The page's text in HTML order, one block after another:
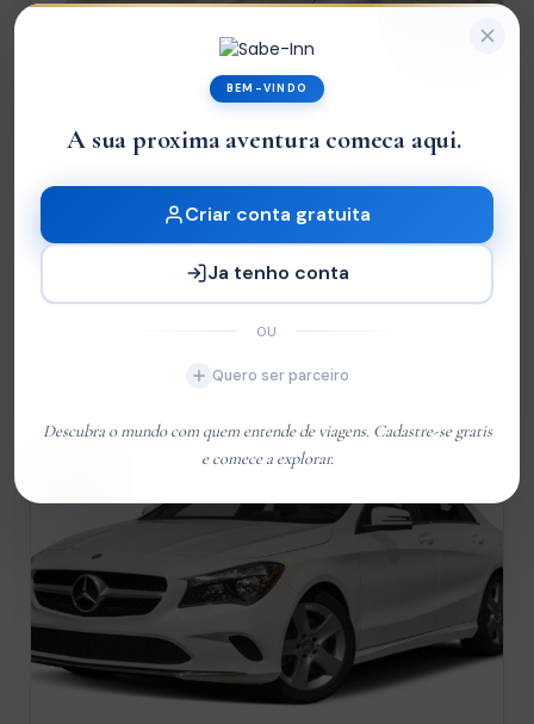
Gorongosa
Mahindra Scorpio
MT2.372,00
BEM-VINDO
A sua proxima aventura comeca aqui.
Criar conta gratuita
Ja tenho conta
OU
Quero ser parceiro
Descubra o mundo com quem entende de viagens. Cadastre-se gratis
e comece a explorar.